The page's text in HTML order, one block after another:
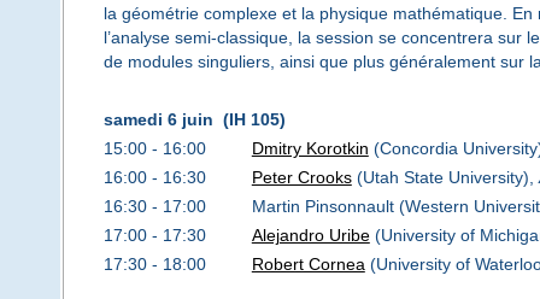
la géométrie complexe et la physique mathématique.
l’analyse semi-classique, la session se concentrera sur
de modules singuliers, ainsi que plus généralement sur
samedi 6 juin (IH 105)
15:00 - 16:00
Dmitry Korotkin (Concordia
16:00 - 16:30
Peter Crooks(Utah State University),
16:30 - 17:00
Martin Pinsonnault (Western
17:00 - 17:30
Alejandro Uribe(University of
17:30 - 18:00
Robert Cornea (University of